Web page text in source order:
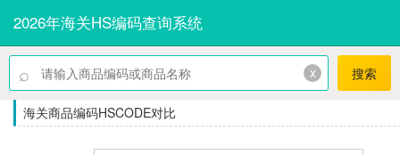
2026年海关HS编码查询系统
⌕ x 搜索
海关商品编码HSCODE对比